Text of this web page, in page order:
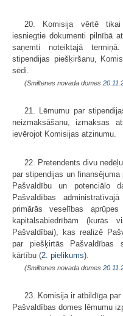
20. Komisija vērtē tikai
iesniegtie dokumenti pilnībā
saņemti noteiktajā
stipendijas piešķiršanu,
sēdi.
(Smiltenes novada domes
21. Lēmumu par
neizmaksāšanu, izmaksas
ievērojot Komisijas atzinumu.
22. Pretendents divu
par stipendijas un
Pašvaldību un potenciālo
Pašvaldības
primārās veselības
kapitālsabiedrībām
Pašvaldībai), kas realizē
par piešķirtās Pašvaldības
kārtību (2. pielikums).
(Smiltenes novada domes
23. Komisija ir atbildīga
Pašvaldības domes lēmumu